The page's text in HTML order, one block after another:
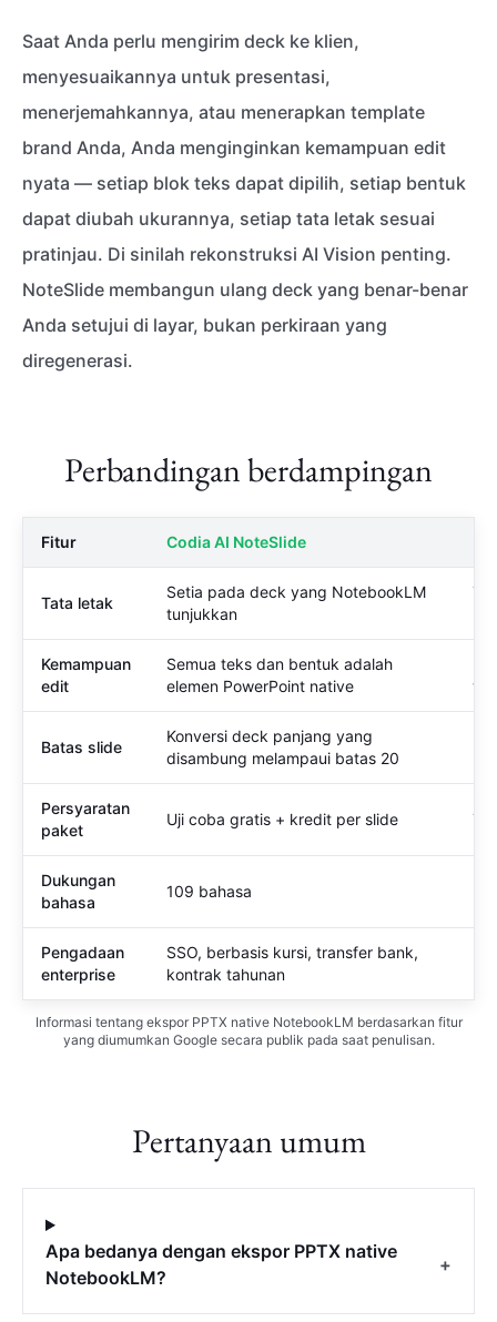
Saat Anda perlu mengirim deck ke klien,
menyesuaikannya untuk presentasi,
menerjemahkannya, atau menerapkan template
brand Anda, Anda menginginkan kemampuan edit
nyata — setiap blok teks dapat dipilih, setiap bentuk
dapat diubah ukurannya, setiap tata letak sesuai
pratinjau. Di sinilah rekonstruksi AI Vision penting.
NoteSlide membangun ulang deck yang benar-benar
Anda setujui di layar, bukan perkiraan yang
diregenerasi.
Perbandingan berdampingan
Fitur Codia AI NoteSlide
Tata letak
Setia pada deck yang NotebookLM
tunjukkan
Kemampuan
edit
Semua teks dan bentuk adalah
elemen PowerPoint native
Batas slide
Konversi deck panjang yang
disambung melampaui batas 20
Persyaratan
paket
Uji coba gratis + kredit per slide
Dukungan
bahasa
109 bahasa
Pengadaan
enterprise
SSO, berbasis kursi, transfer bank,
kontrak tahunan
Informasi tentang ekspor PPTX native NotebookLM berdasarkan fitur
yang diumumkan Google secara publik pada saat penulisan.
Pertanyaan umum
Apa bedanya dengan ekspor PPTX native
NotebookLM?
+